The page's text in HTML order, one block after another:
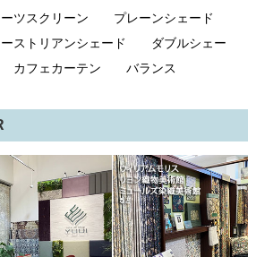
ツスクリーン プレーンシェード
ストリアンシェード ダブルシェー
カフェカーテン バランス